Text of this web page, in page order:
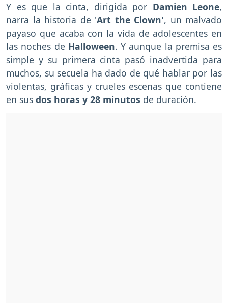
Y es que la cinta, dirigida por Damien Leone,
narra la historia de 'Art the Clown', un malvado
payaso que acaba con la vida de adolescentes en
las noches de Halloween. Y aunque la premisa es
simple y su primera cinta pasó inadvertida para
muchos, su secuela ha dado de qué hablar por las
violentas, gráficas y crueles escenas que contiene
en sus dos horas y 28 minutos de duración.